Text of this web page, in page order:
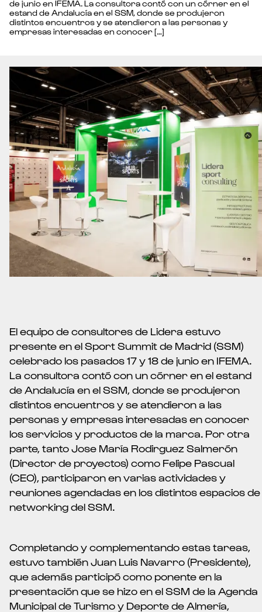
de junio en IFEMA. La consultora contó con un córner en el
estand de Andalucía en el SSM, donde se produjeron
distintos encuentros y se atendieron a las personas y
empresas interesadas en conocer […]
El equipo de consultores de Lidera estuvo
presente en el Sport Summit de Madrid (SSM)
celebrado los pasados 17 y 18 de junio en IFEMA.
La consultora contó con un córner en el estand
de Andalucía en el SSM, donde se produjeron
distintos encuentros y se atendieron a las
personas y empresas interesadas en conocer
los servicios y productos de la marca. Por otra
parte, tanto Jose María Rodirguez Salmerón
(Director de proyectos) como Felipe Pascual
(CEO), participaron en varias actividades y
reuniones agendadas en los distintos espacios de
networking del SSM.
Completando y complementando estas tareas,
estuvo también Juan Luis Navarro (Presidente),
que además participó como ponente en la
presentación que se hizo en el SSM de la Agenda
Municipal de Turismo y Deporte de Almería,